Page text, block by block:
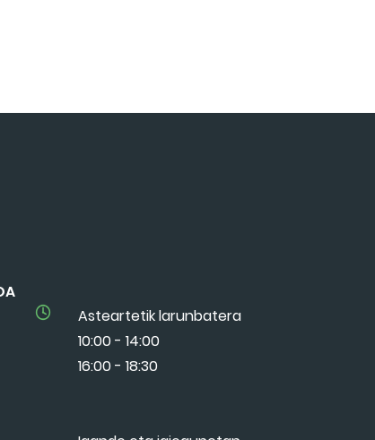
Asteartetik larunbatera
10:00 - 14:00
16:00 - 18:30